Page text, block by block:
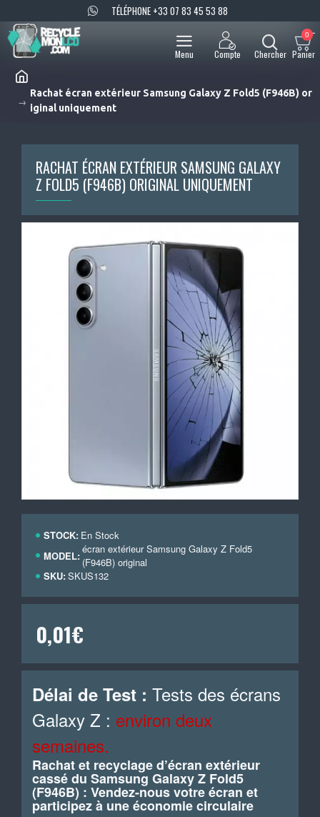
TÉLÉPHONE +33 07 83 45 53 88
0
Rachat écran extérieur Samsung Galaxy Z Fold5 (F946B) or
iginal uniquement
RACHAT ÉCRAN EXTÉRIEUR SAMSUNG GALAXY
Z FOLD5 (F946B) ORIGINAL UNIQUEMENT
STOCK: En Stock
MODEL:écran extérieur Samsung Galaxy Z Fold5
(F946B) original
SKU:SKUS132
0,01€
Délai de Test : Tests des écrans
Galaxy Z : environ deux
semaines.
Rachat et recyclage d’écran extérieur
cassé du Samsung Galaxy Z Fold5
(F946B) : Vendez-nous votre écran et
participez à une économie circulaire